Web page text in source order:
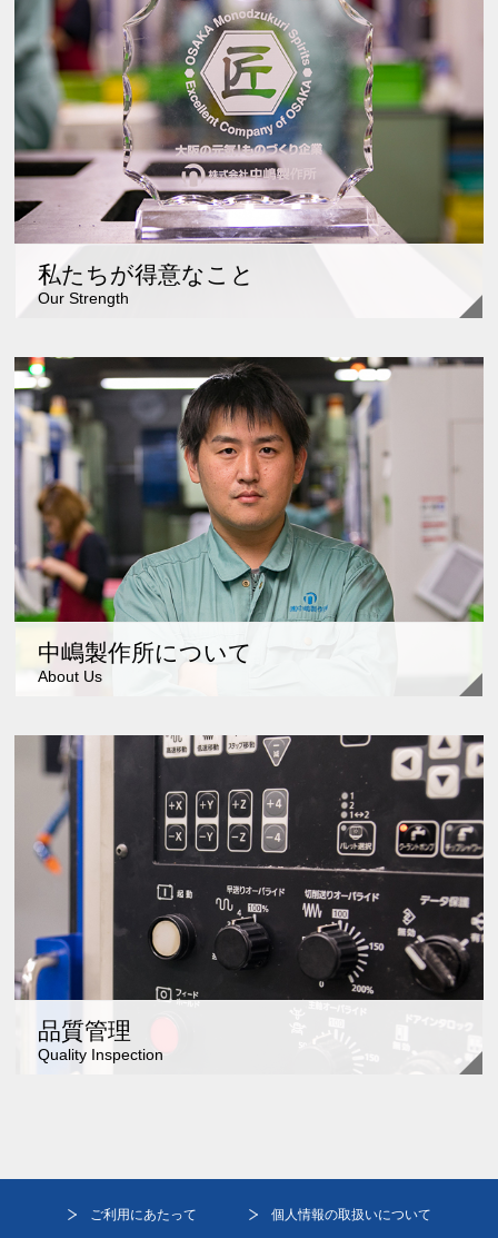
私たちが得意なこと
Our Strength
中嶋製作所について
About Us
品質管理
Quality Inspection
ご利用にあたって 個人情報の取扱いについて